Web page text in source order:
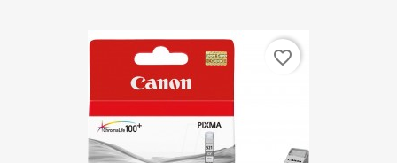
favorite_border